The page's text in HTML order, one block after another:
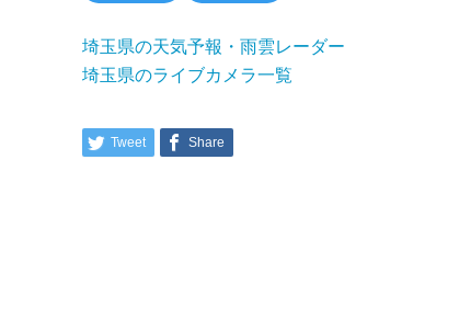
埼玉県の天気予報・雨雲レーダー
埼玉県のライブカメラ一覧
Tweet Share